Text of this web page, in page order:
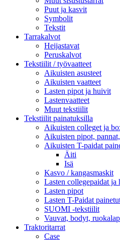
Puut ja kasvit
Symbolit
Tekstit
Tarrakalvot
Heijastavat
Peruskalvot
Tekstiilit / työvaatteet
Aikuisten asusteet
Aikuisten vaatteet
Lasten pipot ja huivit
Lastenvaatteet
Muut tekstiilit
Tekstiilit painatuksilla
Aikuisten colleget ja
Aikuisten pipot,
Aikuisten T-paidat
Äiti
Isä
Kasvo / kangasmaskit
Lasten collegepaidat ja
Lasten pipot
Lasten T-Paidat
SUOMI -tekstiilit
Vauvat, bodyt,
Traktoritarrat
Case